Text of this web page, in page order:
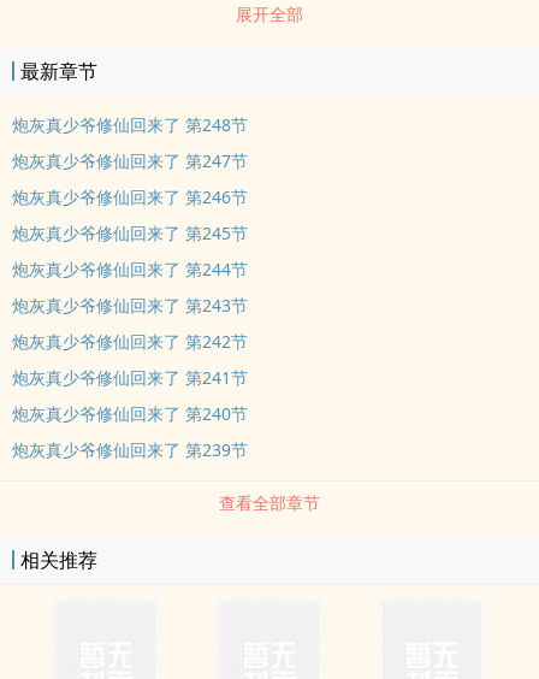
展开全部
最新章节
炮灰真少爷修仙回来了 第248节
炮灰真少爷修仙回来了 第247节
炮灰真少爷修仙回来了 第246节
炮灰真少爷修仙回来了 第245节
炮灰真少爷修仙回来了 第244节
炮灰真少爷修仙回来了 第243节
炮灰真少爷修仙回来了 第242节
炮灰真少爷修仙回来了 第241节
炮灰真少爷修仙回来了 第240节
炮灰真少爷修仙回来了 第239节
查看全部章节
相关推荐